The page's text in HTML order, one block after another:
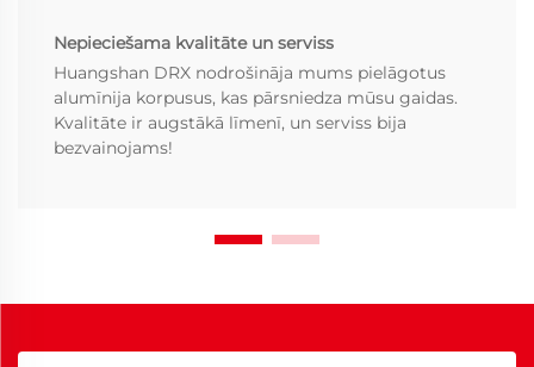
Nepieciešama kvalitāte un serviss
Huangshan DRX nodrošināja mums pielāgotus
alumīnija korpusus, kas pārsniedza mūsu gaidas.
Kvalitāte ir augstākā līmenī, un serviss bija
bezvainojams!